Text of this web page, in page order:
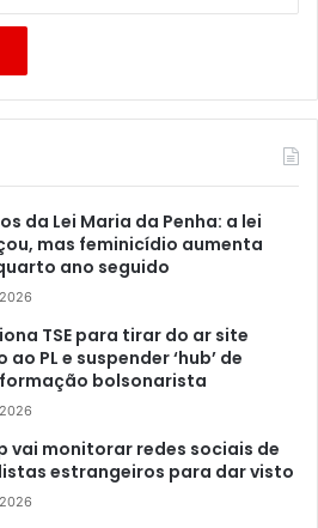
da Lei Maria da Penha: a lei
mas feminicídio aumenta
ano seguido
TSE para tirar do ar site
ao PL e suspender ‘hub’ de
bolsonarista
vai monitorar redes sociais de
estrangeiros para dar visto